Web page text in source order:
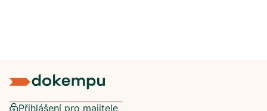
Přihlášení pro majitele